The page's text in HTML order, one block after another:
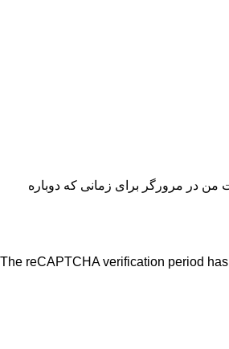
من در مرورگر برای زمانی که دوباره
The reCAPTCHA verification period